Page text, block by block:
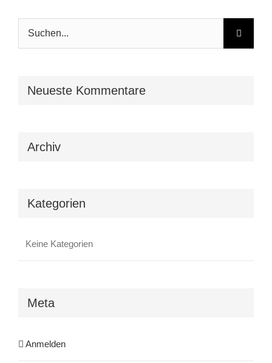
Suche
nach:
Neueste Kommentare
Archiv
Kategorien
Keine Kategorien
Meta
Anmelden